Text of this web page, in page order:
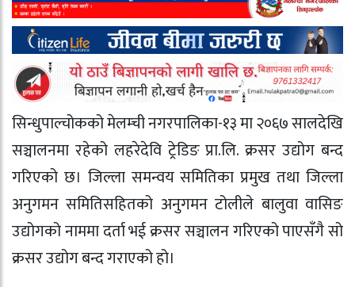
सिन्धुपाल्चोकको मेलम्ची नगरपालिका-१३ मा २०६७ सालदेखि
सञ्चालनमा रहेको लहरेदेवि ट्रेडिङ प्रा.लि. क्रसर उद्योग बन्द
गरिएको छ। जिल्ला समन्वय समितिका प्रमुख तथा जिल्ला
अनुगमन समितिसहितको अनुगमन टोलीले बालुवा वासिङ
उद्योगको नाममा दर्ता भई क्रसर सञ्चालन गरिएको पाएसँगै सो
क्रसर उद्योग बन्द गराएको हो।